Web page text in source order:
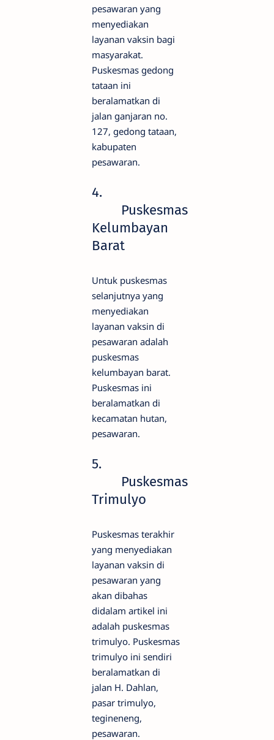
pesawaran yang
menyediakan
layanan vaksin bagi
masyarakat.
Puskesmas gedong
tataan ini
beralamatkan di
jalan ganjaran no.
127, gedong tataan,
kabupaten
pesawaran.
4.
Puskesmas
Kelumbayan
Barat
Untuk puskesmas
selanjutnya yang
menyediakan
layanan vaksin di
pesawaran adalah
puskesmas
kelumbayan barat.
Puskesmas ini
beralamatkan di
kecamatan hutan,
pesawaran.
5.
Puskesmas
Trimulyo
Puskesmas terakhir
yang menyediakan
layanan vaksin di
pesawaran yang
akan dibahas
didalam artikel ini
adalah puskesmas
trimulyo. Puskesmas
trimulyo ini sendiri
beralamatkan di
jalan H. Dahlan,
pasar trimulyo,
tegineneng,
pesawaran.